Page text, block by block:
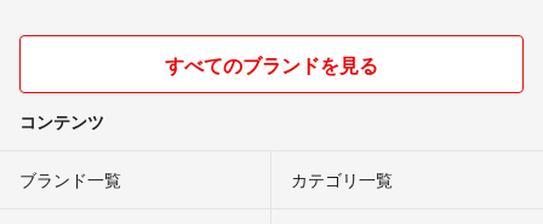
すべてのブランドを見る
コンテンツ
ブランド一覧 カテゴリ一覧